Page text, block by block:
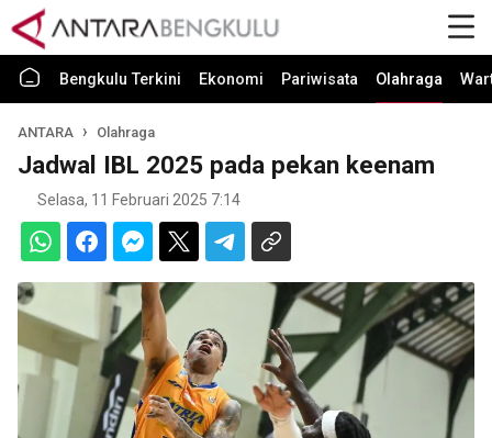
Bengkulu Terkini Ekonomi Pariwisata Olahraga
ANTARA Olahraga
Jadwal IBL 2025 pada pekan keenam
Selasa, 11 Februari 2025 7:14